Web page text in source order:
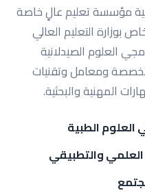
مؤسسة تعليم عالٍ خاصة
بوزارة التعليم العالي
العلوم الصيدلانية
ومعامل وتقنيات
المهنية والبحثية.
الطبية
والتطبيقي